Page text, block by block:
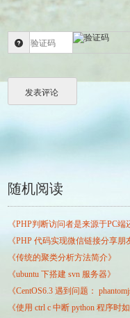
随机阅读
《PHP判断访问者是来源于PC端
《PHP 代码实现微信链接分享
方法》
《传统的聚类分析方法简介》
《ubuntu 下搭建 svn 服务器》
《CentOS6.3 遇到问题：
uired by phantomjs) 的解决办法》
《使用 ctrl c 中断 python 程序时